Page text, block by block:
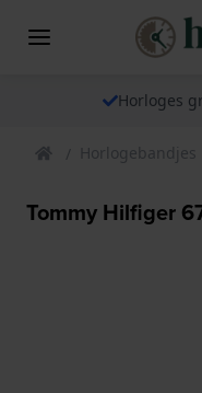
Horloges
Horlogebandjes
Tommy Hilfiger